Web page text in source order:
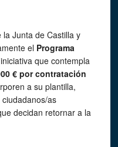
Junta de Castilla y
el Programa
que contempla
€ por contratación
a su plantilla,
ciudadanos/as
decidan retornar a la